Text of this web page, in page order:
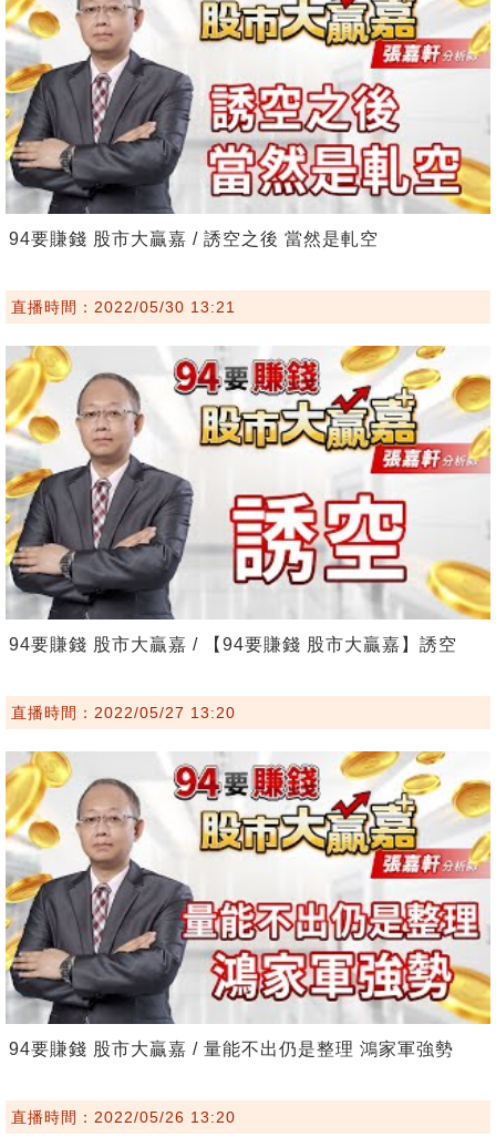
94要賺錢 股市大贏嘉 / 誘空之後 當然是軋空
直播時間：2022/05/30 13:21
94要賺錢 股市大贏嘉 / 【94要賺錢 股市大贏嘉】誘空
直播時間：2022/05/27 13:20
94要賺錢 股市大贏嘉 / 量能不出仍是整理 鴻家軍強勢
直播時間：2022/05/26 13:20